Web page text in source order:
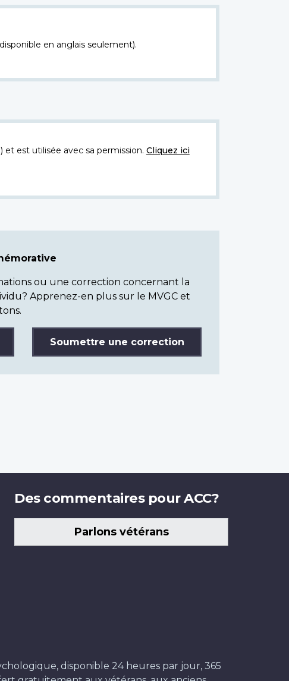
en anglais seulement).
est utilisée avec sa permission. Cliquez ici
ou une correction concernant la
Apprenez-en plus sur le MVGC et
Soumettre une correction
Des commentaires pour ACC?
Parlons vétérans
disponible 24 heures par jour, 365